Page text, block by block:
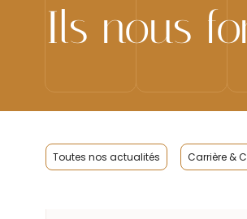
Ils nous
Toutes nos actualités Carrière &